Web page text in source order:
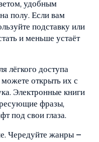
удобным
полу. Если вам
подставку или
и меньше устаёт
лёгкого доступа
можете открыть их с
Электронные книги
фразы,
под свои глаза.
Чередуйте жанры –